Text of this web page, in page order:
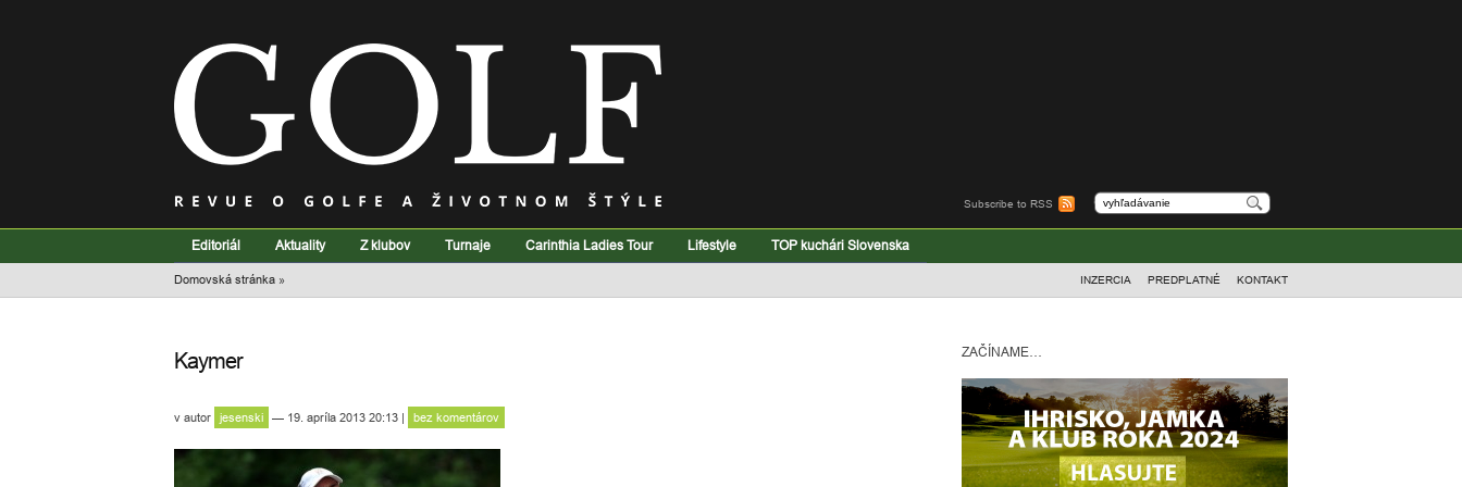
Subscribe to RSS
Editoriál Aktuality Z klubov Turnaje Carinthia Ladies Tour Lifestyle TOP kuchári Slovenska
Domovská stránka » INZERCIA PREDPLATNÉ KONTAKT
Kaymer
v autor jesenski — 19. apríla 2013 20:13 | bez komentárov
ZAČÍNAME…